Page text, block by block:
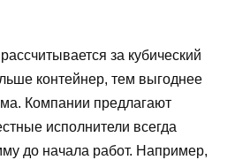
за кубический
контейнер, тем выгоднее
Компании предлагают
исполнители всегда
до начала работ. Например,